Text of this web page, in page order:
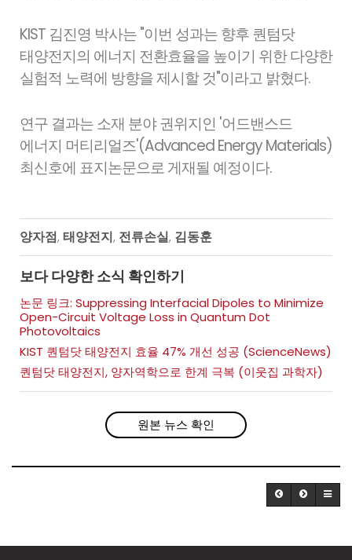
KIST 김진영 박사는 "이번 성과는 향후 퀀텀닷
태양전지의 에너지 전환효율을 높이기 위한 다양한
실험적 노력에 방향을 제시할 것"이라고 밝혔다.
연구 결과는 소재 분야 권위지인 '어드밴스드
에너지 머티리얼즈'(Advanced Energy Materials)
최신호에 표지논문으로 게재될 예정이다.
양자점, 태양전지, 전류손실, 김동훈
보다 다양한 소식 확인하기
논문 링크: Suppressing Interfacial Dipoles to Minimize
Open-Circuit Voltage Loss in Quantum Dot
Photovoltaics
KIST 퀀텀닷 태양전지 효율 47% 개선 성공 (ScienceNews)
퀀텀닷 태양전지, 양자역학으로 한계 극복 (이웃집 과학자)
원본 뉴스 확인